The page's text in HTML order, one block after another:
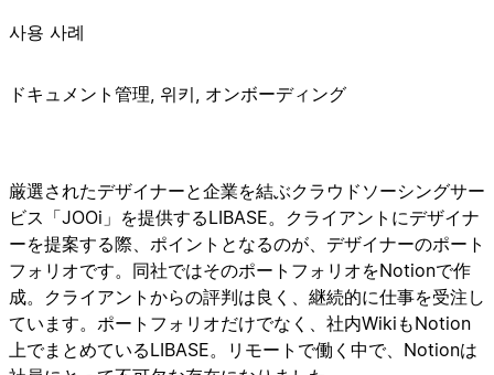
厳選されたデザイナーと企業を結ぶクラウドソーシングサー
ビス「JOOi」を提供するLIBASE。クライアントにデザイナ
ーを提案する際、ポイントとなるのが、デザイナーのポート
フォリオです。同社ではそのポートフォリオをNotionで作
成。クライアントからの評判は良く、継続的に仕事を受注し
ています。ポートフォリオだけでなく、社内WikiもNotion
上でまとめているLIBASE。リモートで働く中で、Notionは
사용 사례
ドキュメント管理, 위키, オンボーディング